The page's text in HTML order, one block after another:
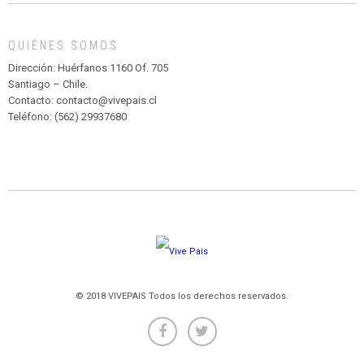
MADAGASCAR
PARQUE
HURATDO
QUIÉNES SOMOS
Dirección: Huérfanos 1160 Of. 705
Santiago – Chile.
Contacto: contacto@vivepais.cl
Teléfono: (562) 29937680
© 2018 VIVEPAIS Todos los derechos reservados.